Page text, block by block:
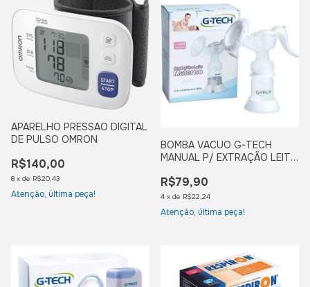
APARELHO PRESSAO DIGITAL
DE PULSO OMRON
R$140,00
8 x de R$20,43
Atenção, última peça!
BOMBA VACUO G-TECH
MANUAL P/ EXTRAÇÃO LEITE
R$79,90
4 x de R$22,24
Atenção, última peça!